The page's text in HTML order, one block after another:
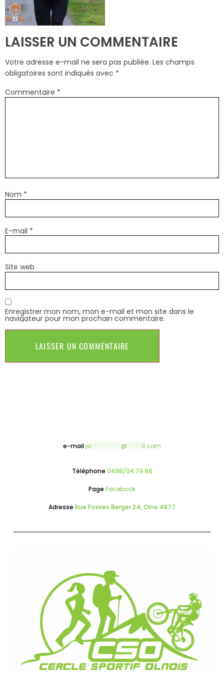
LAISSER UN COMMENTAIRE
Votre adresse e-mail ne sera pas publiée. Les champs
obligatoires sont indiqués avec *
Commentaire *
Nom *
E-mail *
Site web
Enregistrer mon nom, mon e-mail et mon site dans le
navigateur pour mon prochain commentaire.
e-mailjo @ il.com
Téléphone 0498/04.79.96
Page Facebook
Adresse Rue Fosses Berger 24, Olne 4877